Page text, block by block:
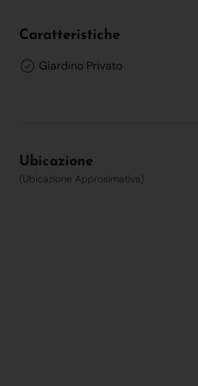
Caratteristiche
Giardino Privato
Ubicazione
(Ubicazione Approsimativa)